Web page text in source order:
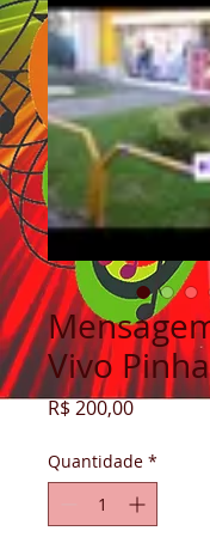
Vivo
R$ 200,00Preço
Quantidade *